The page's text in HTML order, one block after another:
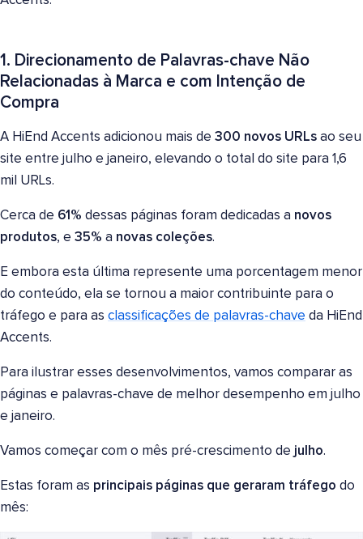
1. Direcionamento de Palavras-chave Não
Relacionadas à Marca e com Intenção de
Compra
A HiEnd Accents adicionou mais de 300 novos URLs ao seu
site entre julho e janeiro, elevando o total do site para 1,6
mil URLs.
Cerca de 61% dessas páginas foram dedicadas a novos
produtos, e 35% a novas coleções.
E embora esta última represente uma porcentagem menor
do conteúdo, ela se tornou a maior contribuinte para o
tráfego e para as classificações de palavras-chave da HiEnd
Accents.
Para ilustrar esses desenvolvimentos, vamos comparar as
páginas e palavras-chave de melhor desempenho em julho
e janeiro.
Vamos começar com o mês pré-crescimento de julho.
Estas foram as principais páginas que geraram tráfego do
mês: